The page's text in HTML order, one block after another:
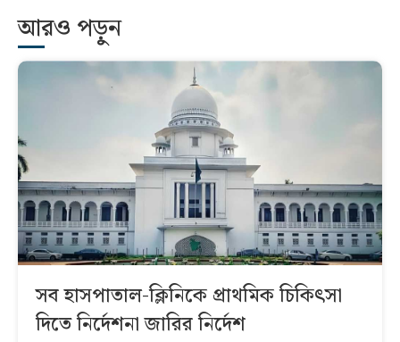
আরও পড়ুন
সব হাসপাতাল-ক্লিনিকে প্রাথমিক চিকিৎসা
দিতে নির্দেশনা জারির নির্দেশ